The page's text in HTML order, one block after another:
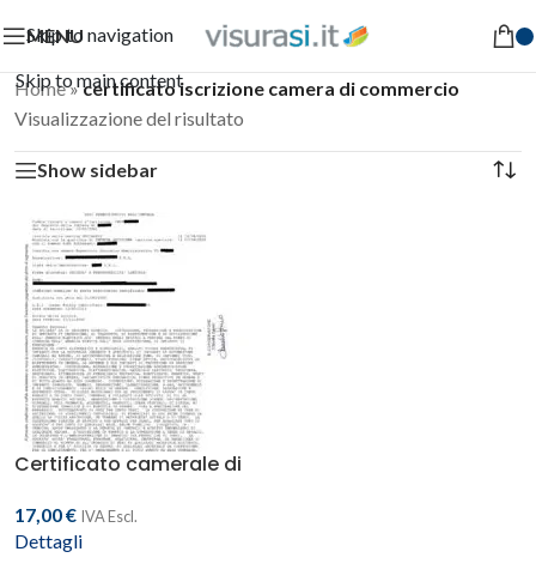
Skip to navigation
Skip to main content
MENU
Home»certificato iscrizione camera di commercio
Visualizzazione del risultato
Show sidebar
Certificato camerale di
17,00€ IVA Escl.
Dettagli